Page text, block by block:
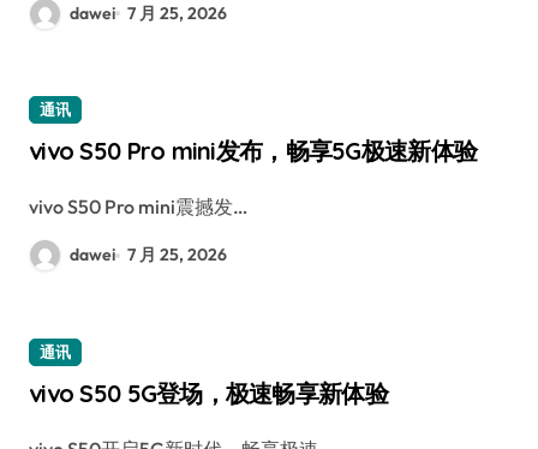
dawei 7 月 25, 2026
通讯
vivo S50 Pro mini发布，畅享5G极速新体验
vivo S50 Pro mini震撼发…
dawei 7 月 25, 2026
通讯
vivo S50 5G登场，极速畅享新体验